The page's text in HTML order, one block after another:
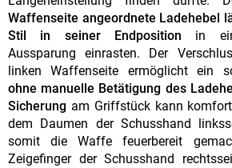
Waffenseite angeordnete Ladehebel
Stil in seiner Endposition in
Aussparung einrasten. Der
linken Waffenseite ermöglicht ein
ohne manuelle Betätigung des
Sicherung am Griffstück kann
dem Daumen der Schusshand
somit die Waffe feuerbereit
Zeigefinger der Schusshand